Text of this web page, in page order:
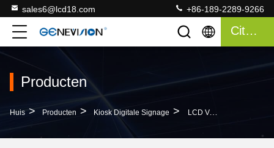
sales6@lcd18.com +86-189-2289-9266
Citaat
Producten
Huis > Producten > Kiosk Digitale Signage > LCD Van De Krantenplank Van De De Tribunesteun Van De Het Schermtribune 21.5inch Android De Digitale Update Van USB